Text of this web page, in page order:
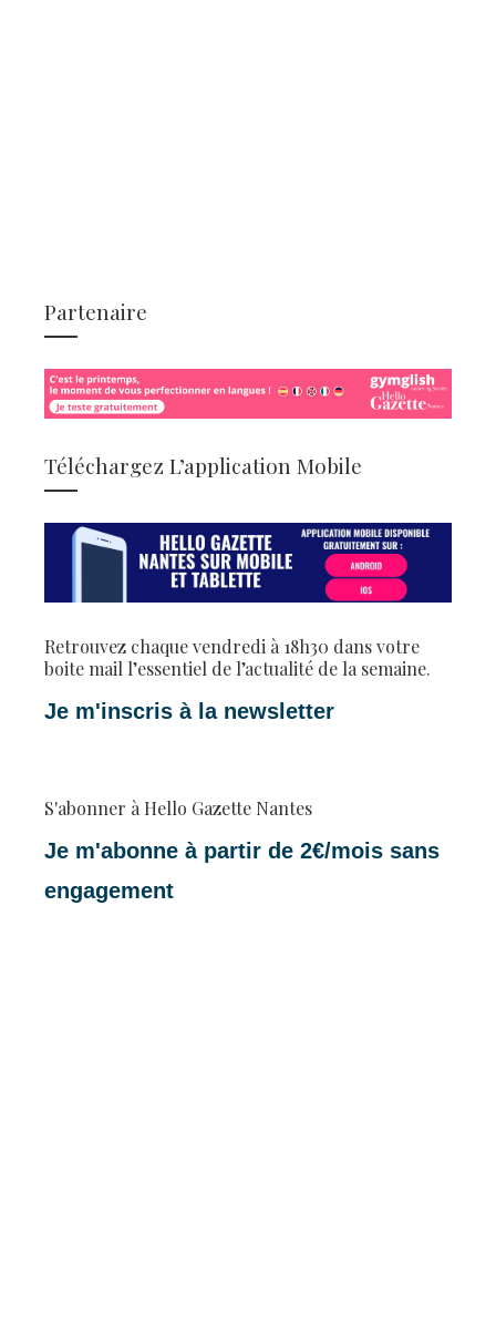
Partenaire
Téléchargez L’application Mobile
Retrouvez chaque vendredi à 18h30 dans votre
boite mail l’essentiel de l’actualité de la semaine.
Je m'inscris à la newsletter
S'abonner à Hello Gazette Nantes
Je m'abonne à partir de 2€/mois sans
engagement